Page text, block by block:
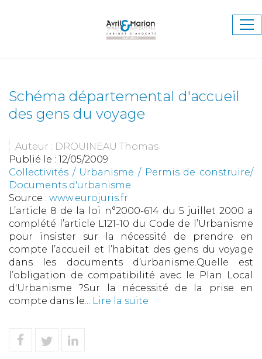
Schéma départemental d'accueil
des gens du voyage
Auteur : DROUINEAU Thomas
Publié le : 12/05/2009
Collectivités / Urbanisme / Permis de construire/
Documents d'urbanisme
Source : www.eurojuris.fr
L’article 8 de la loi n°2000-614 du 5 juillet 2000 a
complété l’article L121-10 du Code de l’Urbanisme
pour insister sur la nécessité de prendre en
compte l’accueil et l’habitat des gens du voyage
dans les documents d’urbanisme.Quelle est
l’obligation de compatibilité avec le Plan Local
d'Urbanisme ?Sur la nécessité de la prise en
compte dans le... Lire la suite